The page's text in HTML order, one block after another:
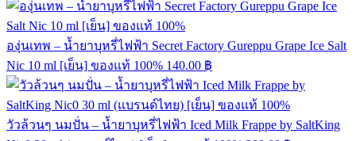
องุ่นเทพ – น้ำยาบุหรี่ไฟฟ้า Secret Factory Gureppu Grape Ice Salt
Nic 10 ml [เย็น] ของแท้ 100% 140.00 ฿
วัวล้วนๆ นมปั่น – น้ำยาบุหรี่ไฟฟ้า Iced Milk Frappe by SaltKing